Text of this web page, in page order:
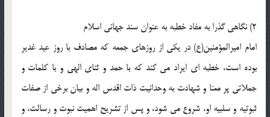
2) نگاهى گذرا به مفاد خطبه به عنوان سند جهانى اسلام
امام اميرالمؤمنين(ع) در يكى از روزهاى جمعه كه مصادف با روز عيد غدير
بوده است، خطبه اى ايراد مى كند كه با حمد و ثناى الهى و با كلمات و
جملاتى پر معنا و شهادت به وحدانيت ذات اقدس اله و بيان برخى از صفات
ثبوتيه و سلبيه او، شروع مى شود، و پس از تشريح اهميت نبوت و رسالت، و